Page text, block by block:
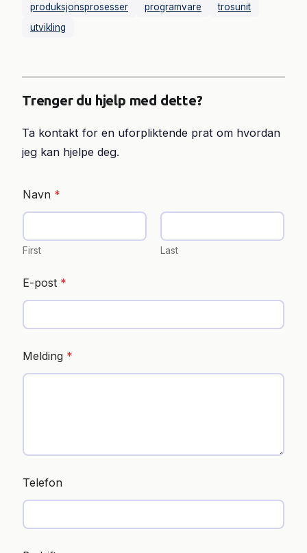
produksjonsprosesser
programvare
trosunit
utvikling
Trenger du hjelp med dette?
Ta kontakt for en uforpliktende prat om hvordan
jeg kan hjelpe deg.
Navn *
First Last
E-post *
Melding *
Telefon